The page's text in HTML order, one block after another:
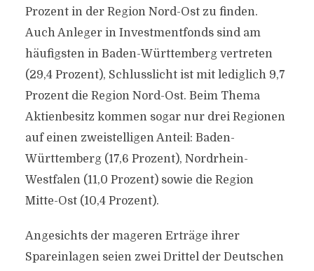
Prozent in der Region Nord-Ost zu finden.
Auch Anleger in Investmentfonds sind am
häufigsten in Baden-Württemberg vertreten
(29,4 Prozent), Schlusslicht ist mit lediglich 9,7
Prozent die Region Nord-Ost. Beim Thema
Aktienbesitz kommen sogar nur drei Regionen
auf einen zweistelligen Anteil: Baden-
Württemberg (17,6 Prozent), Nordrhein-
Westfalen (11,0 Prozent) sowie die Region
Mitte-Ost (10,4 Prozent).
Angesichts der mageren Erträge ihrer
Spareinlagen seien zwei Drittel der Deutschen